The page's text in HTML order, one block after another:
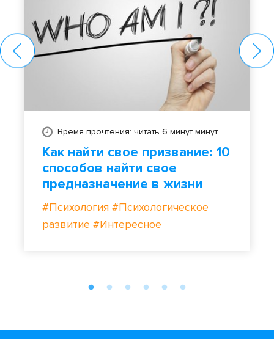
Время прочтения: читать 6 минут минут
Как найти свое призвание: 10
способов найти свое
предназначение в жизни
#Психология #Психологическое
развитие #Интересное